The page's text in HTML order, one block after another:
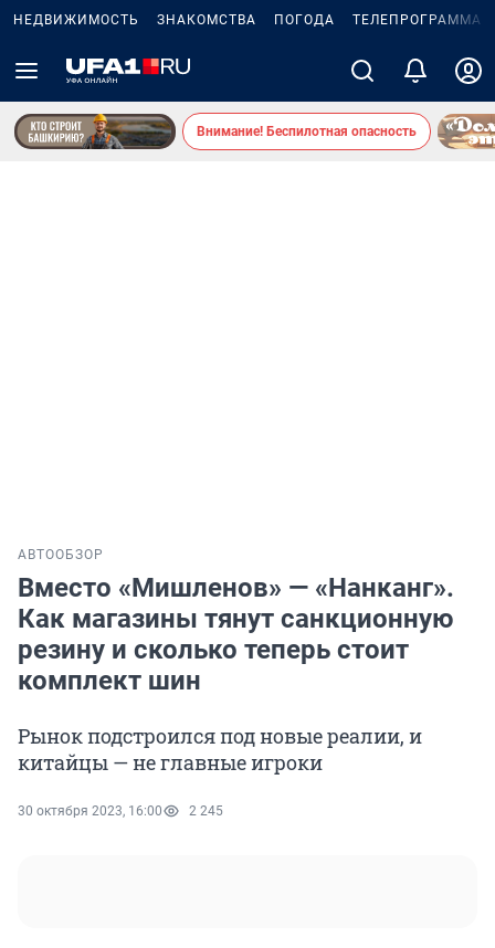
НЕДВИЖИМОСТЬ ЗНАКОМСТВА ПОГОДА ТЕЛЕПРОГРАММА
Внимание! Беспилотная опасность
АВТООБЗОР
Вместо «Мишленов» — «Нанканг».
Как магазины тянут санкционную
резину и сколько теперь стоит
комплект шин
Рынок подстроился под новые реалии, и
китайцы — не главные игроки
30 октября 2023, 16:00 2 245